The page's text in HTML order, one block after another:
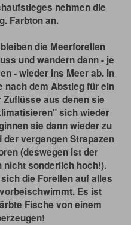
nehmen die
Farbton an.
die Meerforellen
und wandern dann - je
- wieder ins Meer ab. In
nach dem Abstieg für ein
Zuflüsse aus denen sie
sich wieder
sie dann wieder zu
vergangen Strapazen
(deswegen ist der
sonderlich hoch!).
die Forellen auf alles
Es ist
Fische von einem